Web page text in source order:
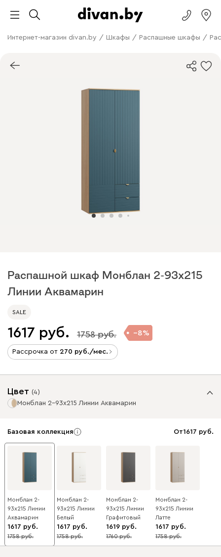
Интернет-магазин divan.by / Шкафы / Распашные шкафы /
Распашной шкаф Монблан 2-93x215
Линии Аквамарин
SALE
1617 1758 8
Рассрочка от 270 /мес.
Цвет (4)
Монблан 2-93x215 Линии Аквамарин
Базовая коллекция От1617
Монблан 2-
93x215 Линии
Аквамарин
1617
8
1758
Монблан 2-
93x215 Линии
Белый
1617
8
1758
Монблан 2-
93x215 Линии
Графитовый
1619
8
1760
Монблан 2-
93x215 Линии
Латте
1617
8
1758